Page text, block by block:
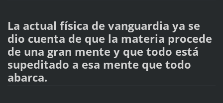
La actual física de vanguardia ya se
dio cuenta de que la materia procede
de una gran mente y que todo está
supeditado a esa mente que todo
abarca.